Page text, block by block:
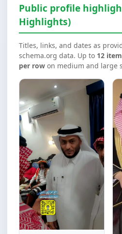
Public profile
Highlights)
Titles, links, and dates as
schema.org data. Up to 12
per row on medium and large